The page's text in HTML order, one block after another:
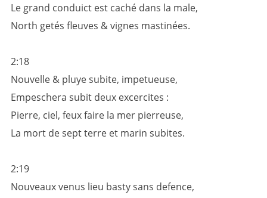
Le grand conduict est caché dans la male,
North getés fleuves & vignes mastinées.
2:18
Nouvelle & pluye subite, impetueuse,
Empeschera subit deux excercites :
Pierre, ciel, feux faire la mer pierreuse,
La mort de sept terre et marin subites.
2:19
Nouveaux venus lieu basty sans defence,